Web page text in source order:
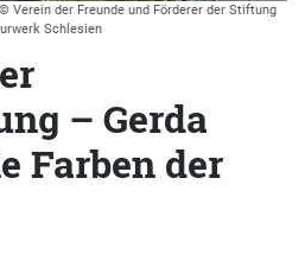
Verein der Freunde und Förderer der Stiftung
Schlesien
– Gerda
Farben der